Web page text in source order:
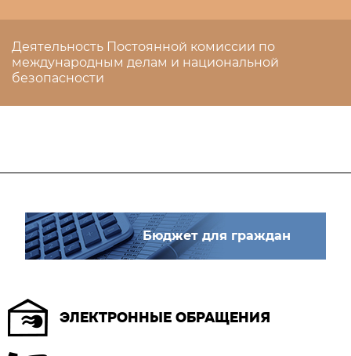
Деятельность Постоянной комиссии по
международным делам и национальной
безопасности
Бюджет для граждан
ЭЛЕКТРОННЫЕ ОБРАЩЕНИЯ